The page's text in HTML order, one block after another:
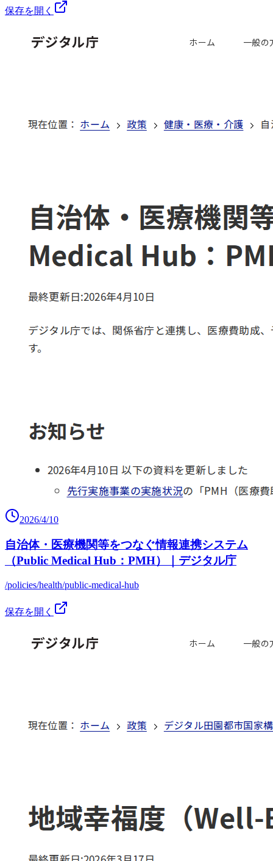
保存を開く
2026/4/10
自治体・医療機関等をつなぐ情報連携システム
（Public Medical Hub：PMH）｜デジタル庁
/policies/health/public-medical-hub
保存を開く